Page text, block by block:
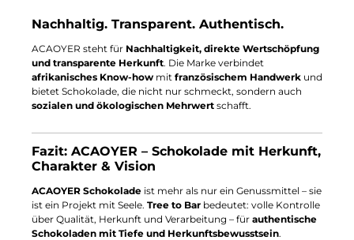
Nachhaltig. Transparent. Authentisch.
ACAOYER steht für Nachhaltigkeit, direkte Wertschöpfung
und transparente Herkunft. Die Marke verbindet
afrikanisches Know-how mit französischem Handwerk und
bietet Schokolade, die nicht nur schmeckt, sondern auch
sozialen und ökologischen Mehrwert schafft.
Fazit: ACAOYER – Schokolade mit Herkunft,
Charakter & Vision
ACAOYER Schokolade ist mehr als nur ein Genussmittel – sie
ist ein Projekt mit Seele. Tree to Bar bedeutet: volle Kontrolle
über Qualität, Herkunft und Verarbeitung – für authentische
Schokoladen mit Tiefe und Herkunftsbewusstsein.